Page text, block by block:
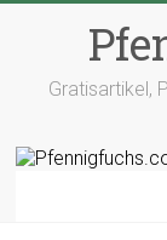
Gratisartikel,